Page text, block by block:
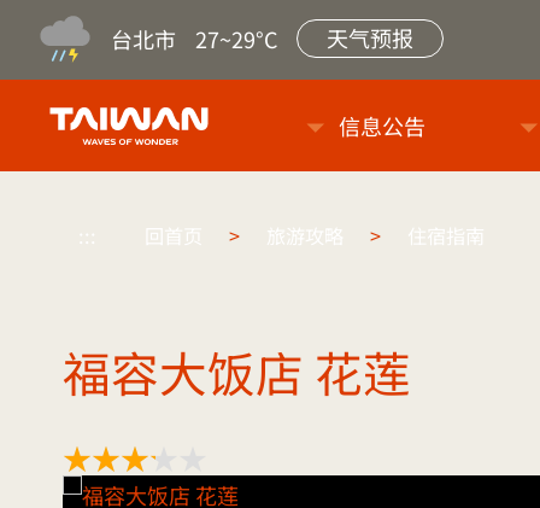
台北市 27~29°C
天气预报
台旅会北京办事处-台湾观光信
信息公告
::: 回首页 > 旅游攻略 > 住宿指南
福容大饭店 花莲